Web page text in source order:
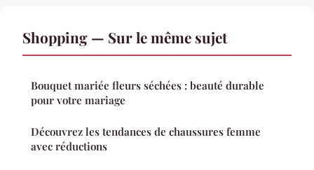
Shopping — Sur le même sujet
Bouquet mariée fleurs séchées : beauté durable
pour votre mariage
Découvrez les tendances de chaussures femme
avec réductions